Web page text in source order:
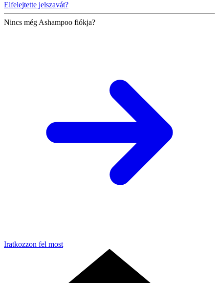
Elfelejtette jelszavát?
Nincs még Ashampoo fiókja?
Iratkozzon fel most